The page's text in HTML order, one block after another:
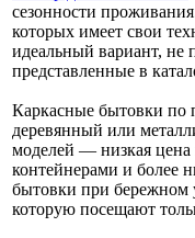
сезонности
которых имеет свои
идеальный вариант,
представленные в
Каркасные бытовки по
деревянный или
моделей — низкая
контейнерами и более
бытовки при бережном
которую посещают